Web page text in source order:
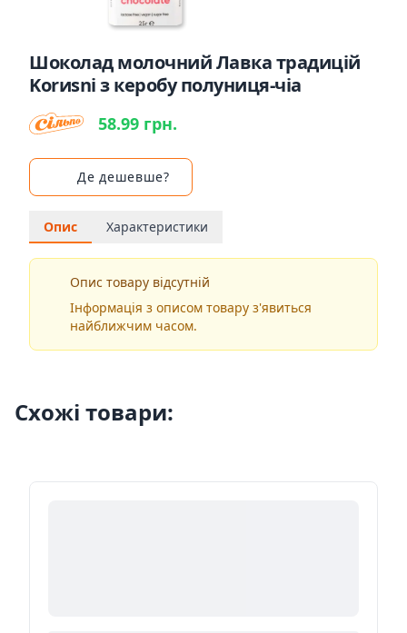
Шоколад молочний Лавка традицій
Korиsni з керобу полуниця-чіа
58.99 грн.
Де дешевше?
Опис Характеристики
Опис товару відсутній
Інформація з описом товару з'явиться
найближчим часом.
Схожі товари: